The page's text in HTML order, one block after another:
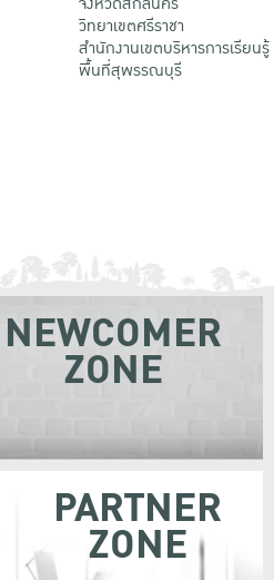
วิทยาเขตศรีราชา
สำนักงานเขตบริหารการเรียนรู้
พื้นที่สุพรรณบุรี
NEWCOMER
ZONE
PARTNER
ZONE